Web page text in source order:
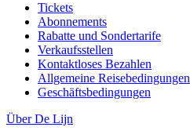
Tickets
Abonnements
Rabatte und Sondertarife
Verkaufsstellen
Kontaktloses Bezahlen
Allgemeine Reisebedingungen
Geschäftsbedingungen
Über De Lijn